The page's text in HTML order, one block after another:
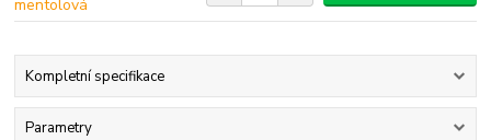
Kompletní specifikace
Parametry